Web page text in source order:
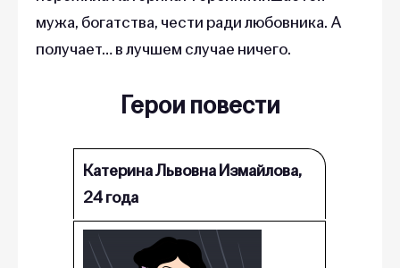
мужа, богатства, чести ради любовника. А
получает… в лучшем случае ничего.
Герои повести
Катерина Львовна Измайлова,
24 года